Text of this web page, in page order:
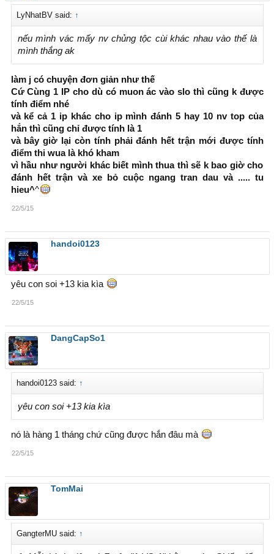
LyNhatBV said: ↑
nếu mình vác mấy nv chủng tộc cùi khác nhau vào thế là
mình thắng ak
làm j có chuyện đơn giản như thế
Cứ Cùng 1 IP cho dù có muon ác vào slo thì cũng k được
tính điểm nhé
và kể cả 1 ip khác cho ip mình đánh 5 hay 10 nv top của
hắn thì cũng chỉ được tính là 1
và bây giờ lại còn tính phải đánh hết trận mới được tính
điểm thi wua là khó kham
vì hầu như người khác biết mình thua thì sẽ k bao giờ cho
đánh hết trận và xe bỏ cuộc ngang tran dau và ..... tu
hieu^^
22/5/15
handoi0123
yêu con soi +13 kia kìa
22/5/15
DangCapSo1
handoi0123 said: ↑
yêu con soi +13 kia kìa
nó là hàng 1 tháng chứ cũng được hắn đâu mà
22/5/15
TomMai
GangterMU said: ↑